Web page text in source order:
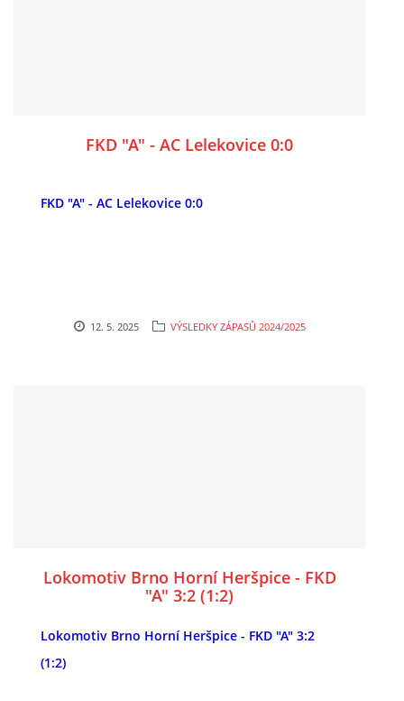
FKD "A" - AC Lelekovice 0:0
FKD "A" - AC Lelekovice 0:0
12. 5. 2025 VÝSLEDKY ZÁPASŮ 2024/2025
Lokomotiv Brno Horní Heršpice - FKD
"A" 3:2 (1:2)
Lokomotiv Brno Horní Heršpice - FKD "A" 3:2
(1:2)